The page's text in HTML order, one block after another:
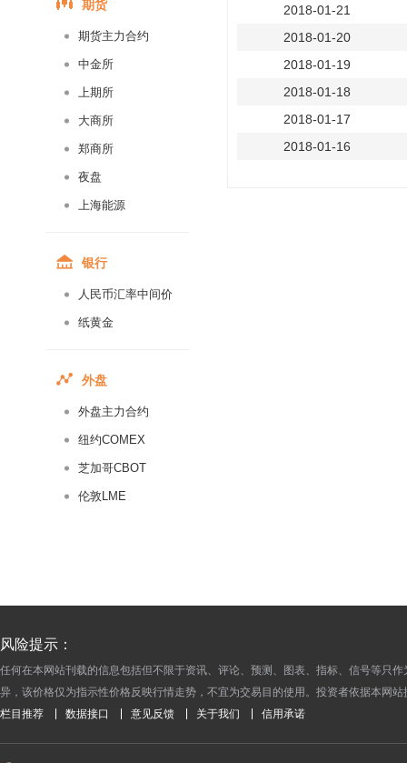
期货
期货主力合约
中金所
上期所
大商所
郑商所
夜盘
上海能源
银行
人民币汇率中间价
纸黄金
外盘
外盘主力合约
纽约COMEX
芝加哥CBOT
伦敦LME
2018-01-21
2018-01-20
2018-01-19
2018-01-18
2018-01-17
2018-01-16
2017-12-30
2017-12-28
2017-12-27
2017-12-26
2017-12-25
风险提示：
任何在本网站刊载的信息包括但不限于资讯、评论、预测、图表、指标、信号等只
异，该价格仅为指示性价格反映行情走势，不宜为交易目的使用。投资者依据本网
栏目推荐 数据接口 意见反馈 关于我们 信用承诺